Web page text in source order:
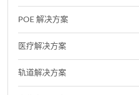
POE 解决方案
医疗解决方案
轨道解决方案